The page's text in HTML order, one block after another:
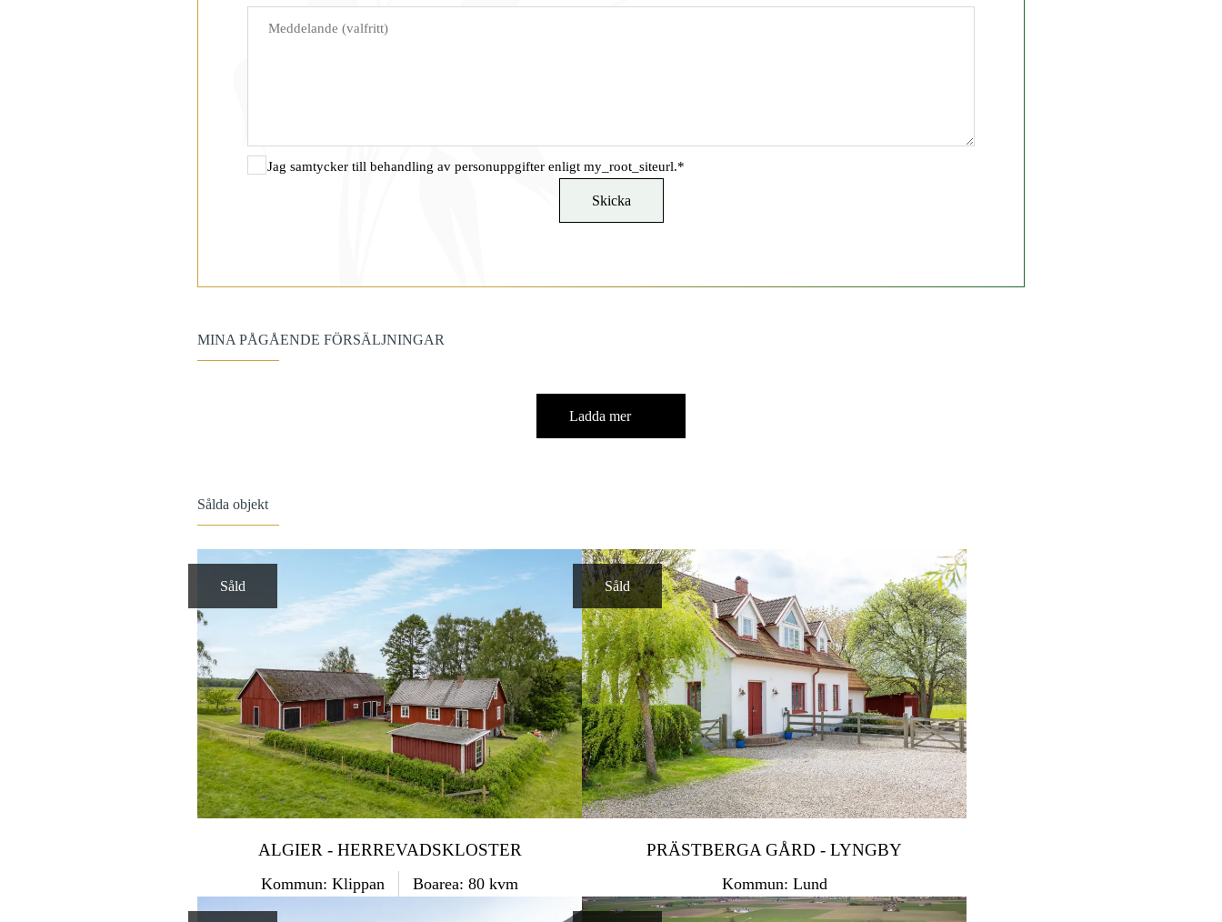
Jag samtycker till behandling av personuppgifter enligt my_root_siteurl.*
MINA PÅGÅENDE FÖRSÄLJNINGAR
Ladda mer
Sålda objekt
Såld
ALGIER - HERREVADSKLOSTER
Kommun: Klippan Boarea: 80 kvm
Såld
PRÄSTBERGA GÅRD - LYNGBY
Kommun: Lund